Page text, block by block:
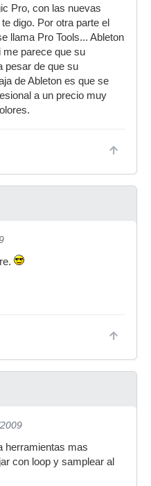
Pro, con las nuevas
digo. Por otra parte el
llama Pro Tools... Ableton
parece que su
pesar de que su
de Ableton es que se
a un precio muy
herramientas mas
con loop y samplear al